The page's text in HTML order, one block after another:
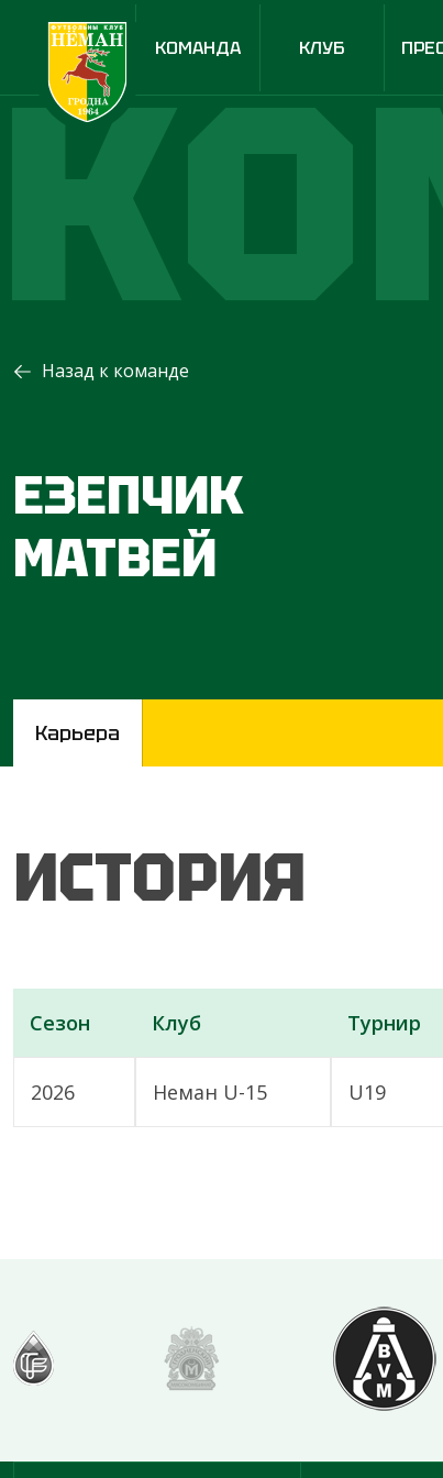
КОМАНДА КЛУБ
Назад к команде
ЕЗЕПЧИК
МАТВЕЙ
Карьера
ИСТОРИЯ
Сезон Клуб Турнир
2026 Неман U-15 U19